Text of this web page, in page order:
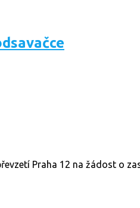
Praha 12 na žádost o